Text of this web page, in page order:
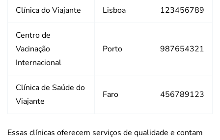
Clínica do Viajante Lisboa 123456789
Centro de
Vacinação
Internacional
Porto 987654321
Clínica de Saúde do
Viajante
Faro 456789123
Essas clínicas oferecem serviços de qualidade e contam